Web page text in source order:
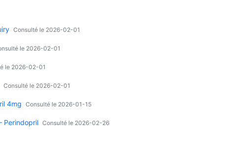
Consulté le 2026-02-01
le 2026-02-01
le 2026-02-01
Consulté le 2026-02-01
4mg Consulté le 2026-01-15
Perindopril Consulté le 2026-02-26